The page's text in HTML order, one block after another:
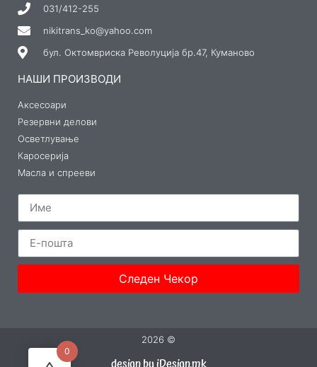
031/412-255
nikitrans_ko@yahoo.com
бул. Октомвриска Револуција бр.47, Куманово
НАШИ ПРОИЗВОДИ
Аксесоари
Резервни делови
Осветлување
Каросерија
Масла и спрееви
Следен Чекор
2026 ©
0